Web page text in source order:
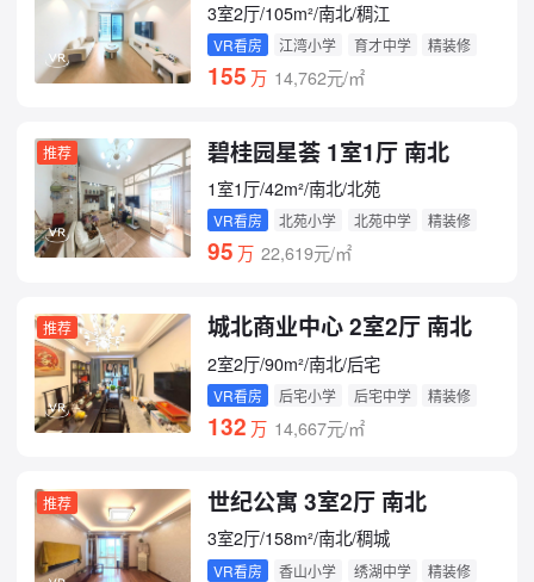
3室2厅/105m²/南北/稠江
VR看房 江湾小学 育才中学 精装修
155 万 14,762元/㎡
推荐 碧桂园星荟 1室1厅 南北
1室1厅/42m²/南北/北苑
VR看房 北苑小学 北苑中学 精装修
95 万 22,619元/㎡
推荐 城北商业中心 2室2厅 南北
2室2厅/90m²/南北/后宅
VR看房 后宅小学 后宅中学 精装修
132 万 14,667元/㎡
推荐 世纪公寓 3室2厅 南北
3室2厅/158m²/南北/稠城
VR看房 香山小学 绣湖中学 精装修